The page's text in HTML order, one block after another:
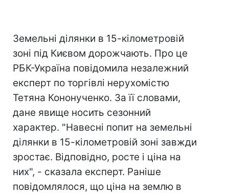
Земельні ділянки в 15-кілометровій
зоні під Києвом дорожчають. Про це
РБК-Україна повідомила незалежний
експерт по торгівлі нерухомістю
Тетяна Кононученко. За її словами,
дане явище носить сезонний
характер. "Навесні попит на земельні
ділянки в 15-кілометровій зоні завжди
зростає. Відповідно, росте і ціна на
них", - сказала експерт. Раніше
повідомлялося, що ціна на землю в